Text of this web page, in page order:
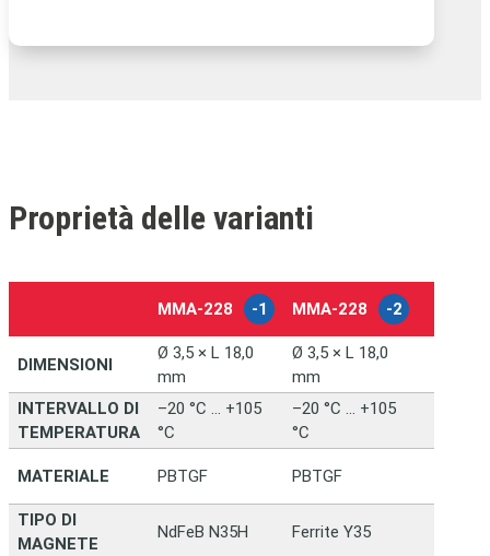
Proprietà delle varianti
MMA-228 -1 MMA-228 -2
DIMENSIONI
Ø 3,5 × L 18,0
mm
Ø 3,5 × L 18,0
mm
INTERVALLO DI
TEMPERATURA
–20 °C … +105
°C
–20 °C … +105
°C
MATERIALE PBTGF PBTGF
TIPO DI
MAGNETE
NdFeB N35H Ferrite Y35